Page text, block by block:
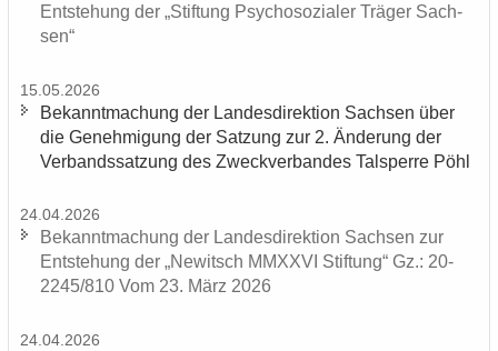
Ent­ste­hung der „Stif­tung Psy­cho­so­zia­ler Trä­ger Sach­
sen“
15.05.2026
Be­kannt­ma­chung der Lan­des­di­rek­ti­on Sach­sen über
die Ge­neh­mi­gung der Sat­zung zur 2. Än­de­rung der
Ver­bands­sat­zung des Zweck­ver­ban­des Tal­sper­re Pöhl
24.04.2026
Be­kannt­ma­chung der Lan­des­di­rek­ti­on Sach­sen zur
Ent­ste­hung der „Ne­witsch MMXXVI Stif­tung“ Gz.: 20-
2245/810 Vom 23. März 2026
24.04.2026